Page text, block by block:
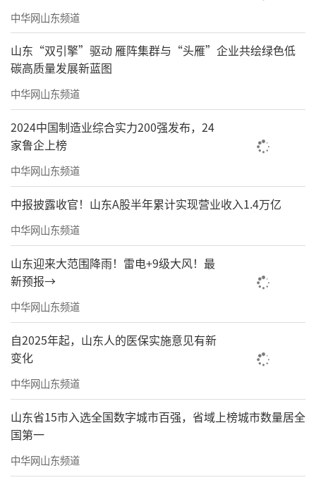
中华网山东频道
山东“双引擎”驱动 雁阵集群与“头雁”企业共绘绿色低
碳高质量发展新蓝图
中华网山东频道
2024中国制造业综合实力200强发布，24
家鲁企上榜
中华网山东频道
中报披露收官！山东A股半年累计实现营业收入1.4万亿
中华网山东频道
山东迎来大范围降雨！雷电+9级大风！最
新预报→
中华网山东频道
自2025年起，山东人的医保实施意见有新
变化
中华网山东频道
山东省15市入选全国数字城市百强，省域上榜城市数量居全
国第一
中华网山东频道